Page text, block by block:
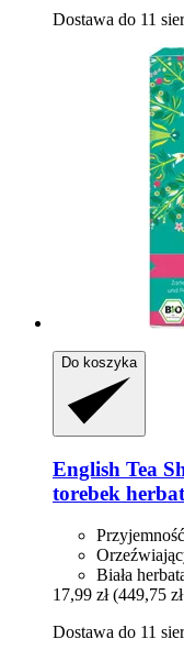
Dostawa do 11
Do koszyka
English Tea
torebek
Biała
17,99 zł (449,75
Dostawa do 11